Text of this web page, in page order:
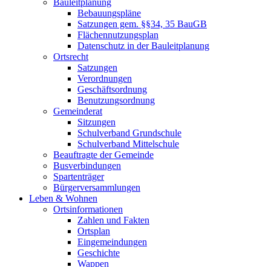
Bauleitplanung
Bebauungspläne
Satzungen gem. §§34, 35 BauGB
Flächennutzungsplan
Datenschutz in der Bauleitplanung
Ortsrecht
Satzungen
Verordnungen
Geschäftsordnung
Benutzungsordnung
Gemeinderat
Sitzungen
Schulverband Grundschule
Schulverband Mittelschule
Beauftragte der Gemeinde
Busverbindungen
Spartenträger
Bürgerversammlungen
Leben & Wohnen
Ortsinformationen
Zahlen und Fakten
Ortsplan
Eingemeindungen
Geschichte
Wappen